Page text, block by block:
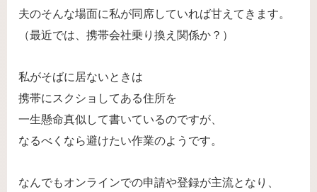
夫のそんな場面に私が同席していれば甘えてきます。
（最近では、携帯会社乗り換え関係か？）
私がそばに居ないときは
携帯にスクショしてある住所を
一生懸命真似して書いているのですが、
なるべくなら避けたい作業のようです。
なんでもオンラインでの申請や登録が主流となり、